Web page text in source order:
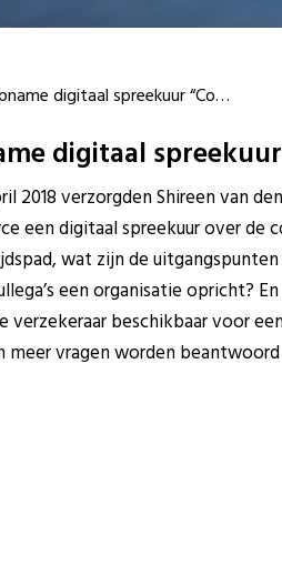
digitaal spreekuur “Co…
digitaal
2018 verzorgden Shireen van
een digitaal spreekuur over
wat zijn de
een organisatie opricht?
verzekeraar beschikbaar voor
meer vragen worden